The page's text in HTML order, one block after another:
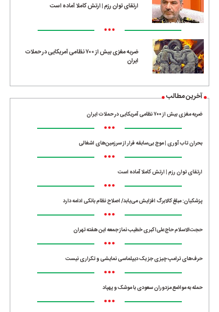
ارتقای توان رزم | ارتش کاملا آماده است
•••
ضربه مغزی بیش از ۷۰۰ نظامی آمریکایی در حملات
ایران
آخرین مطالب
ضربه مغزی بیش از ۷۰۰ نظامی آمریکایی در حملات ایران
•••
بحران تاب آوری | موج بی‌سابقه فرار از سرزمین‌های اشغالی
•••
ارتقای توان رزم | ارتش کاملا آماده است
•••
پزشکیان: مبلغ کالابرگ افزایش می‌یابد/ اصلاح نظام بانکی ادامه دارد
•••
حجت‌الاسلام حاج‌علی‌اکبری خطیب نماز جمعه این هفته تهران
•••
حرف‌های ترامپ چیزی جز یک دیپلماسی نمایشی و تکراری نیست
•••
حمله به مواضع مزدوران سعودی با موشک و پهپاد
•••